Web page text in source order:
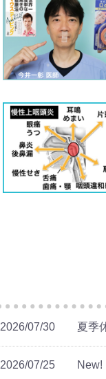
2026/07/30 夏季
2026/07/25 New!